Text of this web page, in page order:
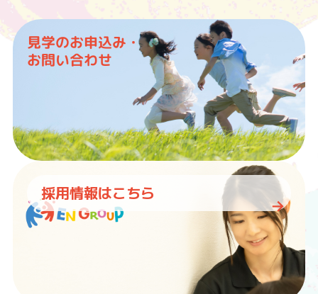
見学のお申込み・
お問い合わせ
採用情報はこちら